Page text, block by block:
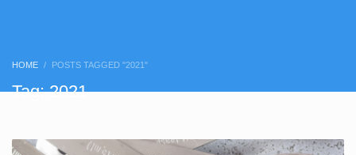
HOME POSTS TAGGED "2021"
Tag: 2021